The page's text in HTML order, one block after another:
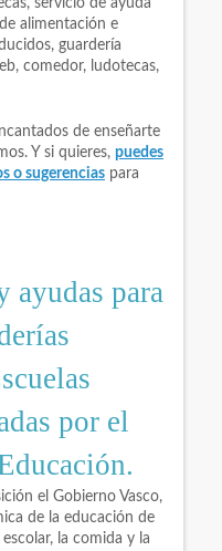
servicio de ayuda
alimentación e
guardería
comedor, ludotecas,
de enseñarte
Y si quieres, puedes
o sugerencias para
ayudas para
por el
el Gobierno Vasco,
de la educación de
la comida y la